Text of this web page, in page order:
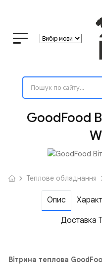
GoodFood
Теплове обладнання
Опис
Доставка
Вітрина теплова